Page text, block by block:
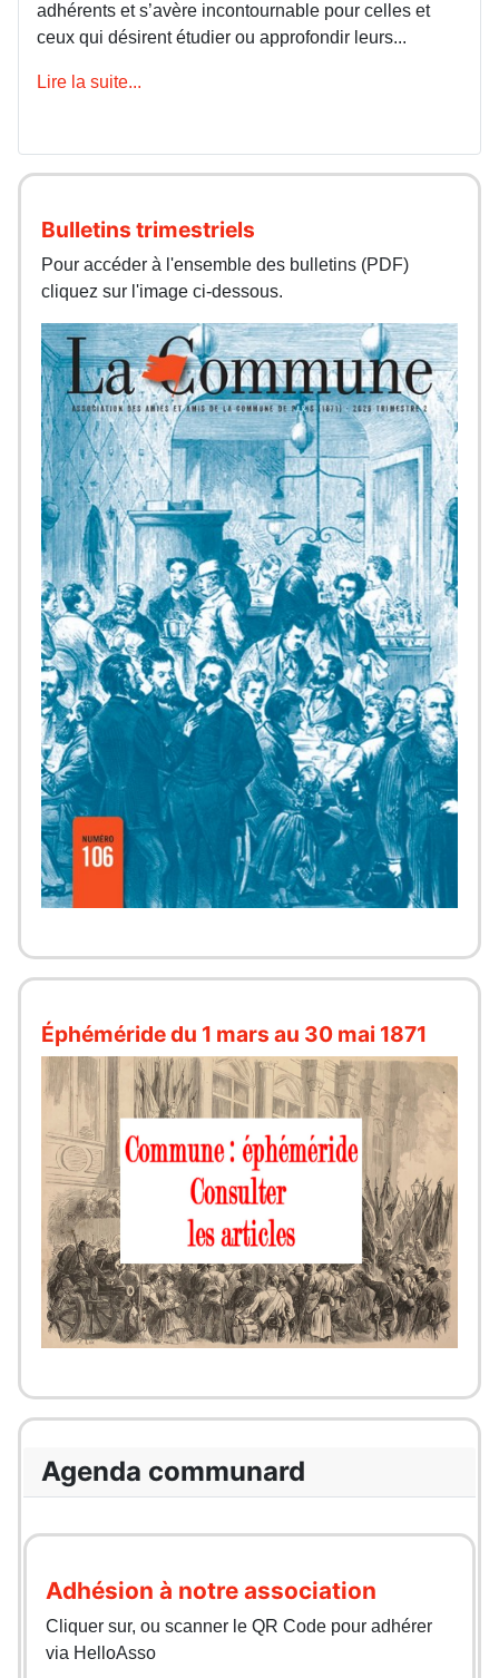
adhérents et s’avère incontournable pour celles et
ceux qui désirent étudier ou approfondir leurs...
Lire la suite...
Bulletins trimestriels
Pour accéder à l'ensemble des bulletins (PDF)
cliquez sur l'image ci-dessous.
Éphéméride du 1 mars au 30 mai 1871
Agenda communard
Adhésion à notre association
Cliquer sur, ou scanner le QR Code pour adhérer
via HelloAsso